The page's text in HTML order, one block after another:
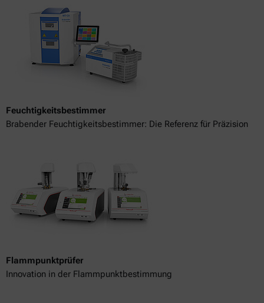
Feuchtigkeitsbestimmer
Brabender Feuchtigkeitsbestimmer: Die Referenz für Präzision
Flammpunktprüfer
Innovation in der Flammpunktbestimmung